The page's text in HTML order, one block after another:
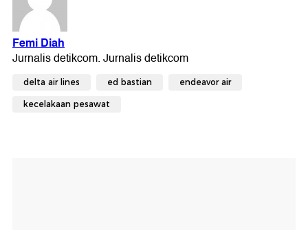
delta air lines ed bastian endeavor air
kecelakaan pesawat